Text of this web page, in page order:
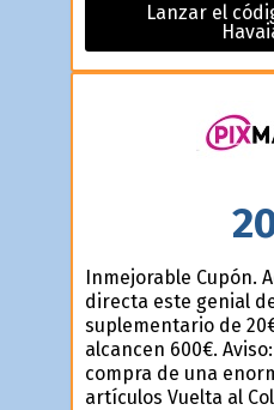
Lanzar el
Inmejorable Cupón.
directa este genial
suplementario de
alcancen 600€.
compra de una
artículos Vuelta al